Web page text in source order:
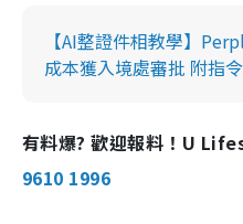
【AI整證件相教學】
成本獲入境處審批 附指令
有料爆? 歡迎報料！U
9610 1996